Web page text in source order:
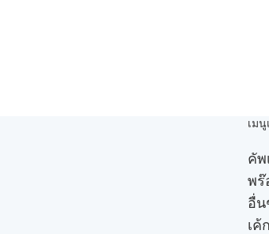
เมนู
คัพ
พร๊
อื่น
เค้